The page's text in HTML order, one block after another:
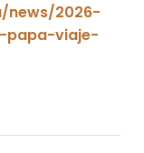
news/2026-
papa-viaje-